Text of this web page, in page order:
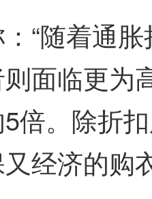
随着通胀
面临更为
倍。除折
经济的购